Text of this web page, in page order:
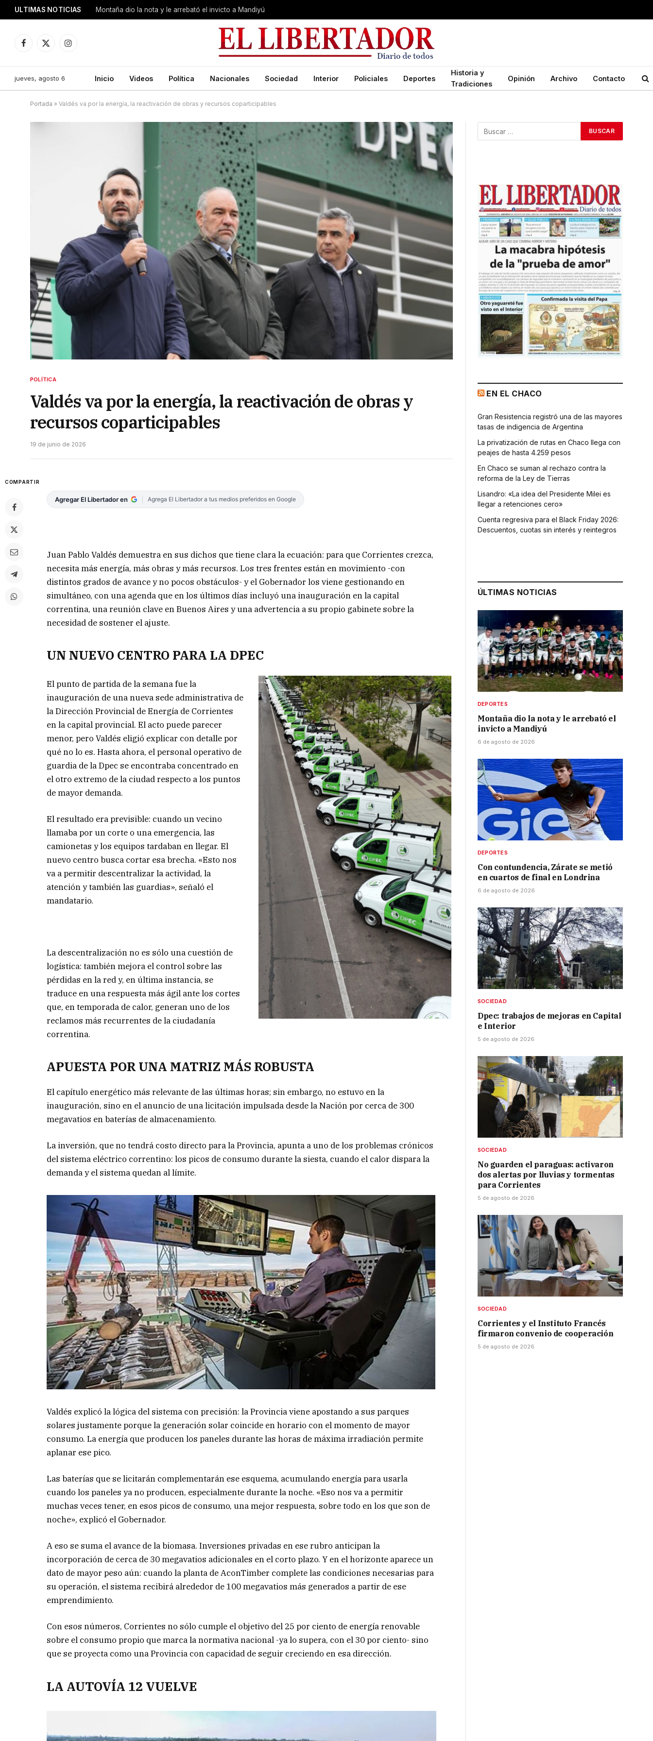
ULTIMAS NOTICIAS Montaña dio la nota y le arrebató el invicto a Mandiyú
Facebook
X
Instagram
jueves, agosto 6 Inicio Videos Política Nacionales Sociedad Interior Policiales Deportes
Historia y
Tradiciones
Opinión Archivo Contacto
Portada » Valdés va por la energía, la reactivación de obras y recursos coparticipables
POLÍTICA
Valdés va por la energía, la reactivación de obras y
recursos coparticipables
19 de junio de 2026
COMPARTIR
Agregar El Libertador en Agrega El Libertador a tus medios preferidos en Google
Juan Pablo Valdés demuestra en sus dichos que tiene clara la ecuación: para que Corrientes crezca,
necesita más energía, más obras y más recursos. Los tres frentes están en movimiento -con
distintos grados de avance y no pocos obstáculos- y el Gobernador los viene gestionando en
simultáneo, con una agenda que en los últimos días incluyó una inauguración en la capital
correntina, una reunión clave en Buenos Aires y una advertencia a su propio gabinete sobre la
necesidad de sostener el ajuste.
UN NUEVO CENTRO PARA LA DPEC
El punto de partida de la semana fue la
inauguración de una nueva sede administrativa de
la Dirección Provincial de Energía de Corrientes
en la capital provincial. El acto puede parecer
menor, pero Valdés eligió explicar con detalle por
qué no lo es. Hasta ahora, el personal operativo de
guardia de la Dpec se encontraba concentrado en
el otro extremo de la ciudad respecto a los puntos
de mayor demanda.
El resultado era previsible: cuando un vecino
llamaba por un corte o una emergencia, las
camionetas y los equipos tardaban en llegar. El
nuevo centro busca cortar esa brecha. «Esto nos
va a permitir descentralizar la actividad, la
atención y también las guardias», señaló el
mandatario.
La descentralización no es sólo una cuestión de
logística: también mejora el control sobre las
pérdidas en la red y, en última instancia, se
traduce en una respuesta más ágil ante los cortes
que, en temporada de calor, generan uno de los
reclamos más recurrentes de la ciudadanía
correntina.
APUESTA POR UNA MATRIZ MÁS ROBUSTA
El capítulo energético más relevante de las últimas horas; sin embargo, no estuvo en la
inauguración, sino en el anuncio de una licitación impulsada desde la Nación por cerca de 300
megavatios en baterías de almacenamiento.
La inversión, que no tendrá costo directo para la Provincia, apunta a uno de los problemas crónicos
del sistema eléctrico correntino: los picos de consumo durante la siesta, cuando el calor dispara la
demanda y el sistema quedan al límite.
Valdés explicó la lógica del sistema con precisión: la Provincia viene apostando a sus parques
solares justamente porque la generación solar coincide en horario con el momento de mayor
consumo. La energía que producen los paneles durante las horas de máxima irradiación permite
aplanar ese pico.
Las baterías que se licitarán complementarán ese esquema, acumulando energía para usarla
cuando los paneles ya no producen, especialmente durante la noche. «Eso nos va a permitir
muchas veces tener, en esos picos de consumo, una mejor respuesta, sobre todo en los que son de
noche», explicó el Gobernador.
A eso se suma el avance de la biomasa. Inversiones privadas en ese rubro anticipan la
incorporación de cerca de 30 megavatios adicionales en el corto plazo. Y en el horizonte aparece un
dato de mayor peso aún: cuando la planta de AconTimber complete las condiciones necesarias para
su operación, el sistema recibirá alrededor de 100 megavatios más generados a partir de ese
emprendimiento.
Con esos números, Corrientes no sólo cumple el objetivo del 25 por ciento de energía renovable
sobre el consumo propio que marca la normativa nacional -ya lo supera, con el 30 por ciento- sino
que se proyecta como una Provincia con capacidad de seguir creciendo en esa dirección.
LA AUTOVÍA 12 VUELVE
EN EL CHACO
Gran Resistencia registró una de las mayores
tasas de indigencia de Argentina
La privatización de rutas en Chaco llega con
peajes de hasta 4.259 pesos
En Chaco se suman al rechazo contra la
reforma de la Ley de Tierras
Lisandro: «La idea del Presidente Milei es
llegar a retenciones cero»
Cuenta regresiva para el Black Friday 2026:
Descuentos, cuotas sin interés y reintegros
ÚLTIMAS NOTICIAS
DEPORTES
Montaña dio la nota y le arrebató el
invicto a Mandiyú
6 de agosto de 2026
DEPORTES
Con contundencia, Zárate se metió
en cuartos de final en Londrina
6 de agosto de 2026
SOCIEDAD
Dpec: trabajos de mejoras en Capital
e Interior
5 de agosto de 2026
SOCIEDAD
No guarden el paraguas: activaron
dos alertas por lluvias y tormentas
para Corrientes
5 de agosto de 2026
SOCIEDAD
Corrientes y el Instituto Francés
firmaron convenio de cooperación
5 de agosto de 2026